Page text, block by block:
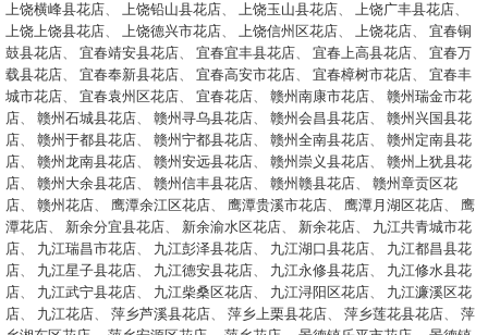
上饶横峰县花店、 上饶铅山县花店、 上饶玉山县花店、 上饶广丰县花店、
上饶上饶县花店、 上饶德兴市花店、 上饶信州区花店、 上饶花店、 宜春铜
鼓县花店、 宜春靖安县花店、 宜春宜丰县花店、 宜春上高县花店、 宜春万
载县花店、 宜春奉新县花店、 宜春高安市花店、 宜春樟树市花店、 宜春丰
城市花店、 宜春袁州区花店、 宜春花店、 赣州南康市花店、 赣州瑞金市花
店、 赣州石城县花店、 赣州寻乌县花店、 赣州会昌县花店、 赣州兴国县花
店、 赣州于都县花店、 赣州宁都县花店、 赣州全南县花店、 赣州定南县花
店、 赣州龙南县花店、 赣州安远县花店、 赣州崇义县花店、 赣州上犹县花
店、 赣州大余县花店、 赣州信丰县花店、 赣州赣县花店、 赣州章贡区花
店、 赣州花店、 鹰潭余江区花店、 鹰潭贵溪市花店、 鹰潭月湖区花店、 鹰
潭花店、 新余分宜县花店、 新余渝水区花店、 新余花店、 九江共青城市花
店、 九江瑞昌市花店、 九江彭泽县花店、 九江湖口县花店、 九江都昌县花
店、 九江星子县花店、 九江德安县花店、 九江永修县花店、 九江修水县花
店、 九江武宁县花店、 九江柴桑区花店、 九江浔阳区花店、 九江濂溪区花
店、 九江花店、 萍乡芦溪县花店、 萍乡上栗县花店、 萍乡莲花县花店、 萍